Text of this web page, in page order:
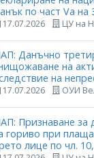
по част Vа
17.07.2026 ЦУ на
Данъчно
на
на
17.07.2026 ОУИ
Признаване за
гориво при
лице по чл.